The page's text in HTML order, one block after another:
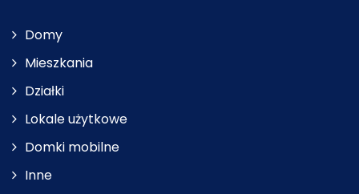
Domy
Mieszkania
Działki
Lokale użytkowe
Domki mobilne
Inne